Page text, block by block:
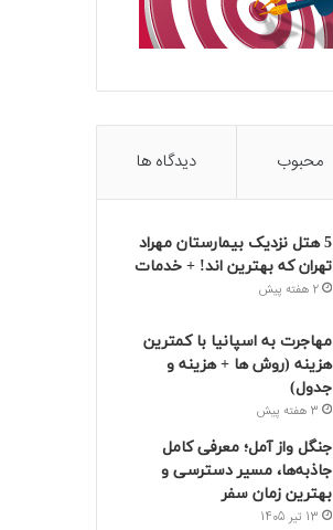
محبوب دیدگاه ها
5 هتل نزدیک بیمارستان مهراد
تهران که بهترین‌ اند! + خدمات
2 هفته پیش
مهاجرت به اسپانیا با کمترین
هزینه (روش ها + هزینه و
جدول)
3 هفته پیش
جنگل واز آمل؛ معرفی کامل
جاذبه‌ها، مسیر دسترسی و
بهترین زمان سفر
13 تیر 1405